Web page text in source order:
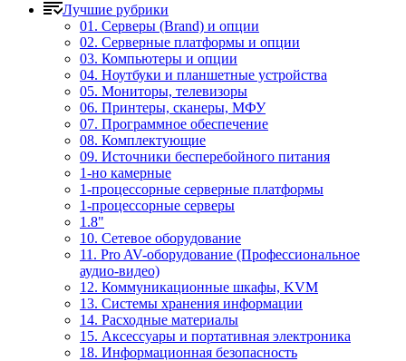
Лучшие рубрики
01. Серверы (Brand) и опции
02. Серверные платформы и опции
03. Компьютеры и опции
04. Ноутбуки и планшетные устройства
05. Мониторы, телевизоры
06. Принтеры, сканеры, МФУ
07. Программное обеспечение
08. Комплектующие
09. Источники бесперебойного питания
1-но камерные
1-процессорные серверные платформы
1-процессорные серверы
1.8"
10. Сетевое оборудование
11. Pro AV-оборудование (Профессиональное
аудио-видео)
12. Коммуникационные шкафы, KVM
13. Системы хранения информации
14. Расходные материалы
15. Аксессуары и портативная электроника
18. Информационная безопасность